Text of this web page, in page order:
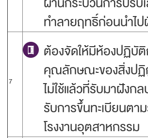
ทำลายฤทธิ์ก่อนนำไ
7
ต้องจัดให้มีห้องปฏิบัติ
คุณลักษณะของสิ่งป
ไม่ใช้แล้วที่รับมาฝั
รับการขึ้นทะเบียนตา
โรงงานอุตสาหกรรม